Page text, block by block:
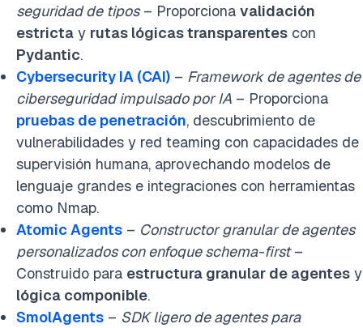
seguridad de tipos– Proporciona validación
estricta y rutas lógicas transparentes con
Pydantic.
Cybersecurity IA (CAI) – Framework de agentes de
ciberseguridad impulsado por IA – Proporciona
pruebas de penetración, descubrimiento de
vulnerabilidades y red teaming con capacidades de
supervisión humana, aprovechando modelos de
lenguaje grandes e integraciones con herramientas
como Nmap.
Atomic Agents – Constructor granular de agentes
personalizados con enfoque schema-first–
Construido para estructura granular de agentes y
lógica componible.
SmolAgents – SDK ligero de agentes para